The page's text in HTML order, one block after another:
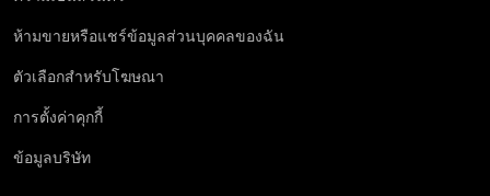
ห้ามขายหรือแชร์ข้อมูลส่วนบุคคลของฉัน
ตัวเลือกสำหรับโฆษณา
การตั้งค่าคุกกี้
ข้อมูลบริษัท